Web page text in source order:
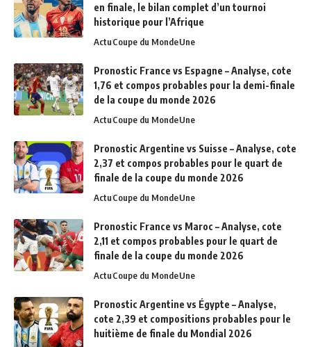
en finale, le bilan complet d’un tournoi
historique pour l’Afrique
ActuCoupe du MondeUne
Pronostic France vs Espagne – Analyse, cote
1,76 et compos probables pour la demi-finale
de la coupe du monde 2026
ActuCoupe du MondeUne
Pronostic Argentine vs Suisse – Analyse, cote
2,37 et compos probables pour le quart de
finale de la coupe du monde 2026
ActuCoupe du MondeUne
Pronostic France vs Maroc – Analyse, cote
2,11 et compos probables pour le quart de
finale de la coupe du monde 2026
ActuCoupe du MondeUne
Pronostic Argentine vs Égypte – Analyse,
cote 2,39 et compositions probables pour le
huitième de finale du Mondial 2026